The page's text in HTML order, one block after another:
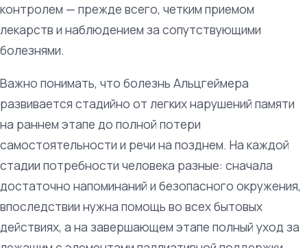
контролем — прежде всего, четким приемом
лекарств и наблюдением за сопутствующими
болезнями.
Важно понимать, что болезнь Альцгеймера
развивается стадийно от легких нарушений памяти
на раннем этапе до полной потери
самостоятельности и речи на позднем. На каждой
стадии потребности человека разные: сначала
достаточно напоминаний и безопасного окружения,
впоследствии нужна помощь во всех бытовых
действиях, а на завершающем этапе полный уход за